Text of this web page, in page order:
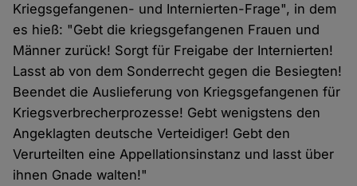
Kriegsgefangenen- und Internierten-Frage", in dem
es hieß: "Gebt die kriegsgefangenen Frauen und
Männer zurück! Sorgt für Freigabe der Internierten!
Lasst ab von dem Sonderrecht gegen die Besiegten!
Beendet die Auslieferung von Kriegsgefangenen für
Kriegsverbrecherprozesse! Gebt wenigstens den
Angeklagten deutsche Verteidiger! Gebt den
Verurteilten eine Appellationsinstanz und lasst über
ihnen Gnade walten!"